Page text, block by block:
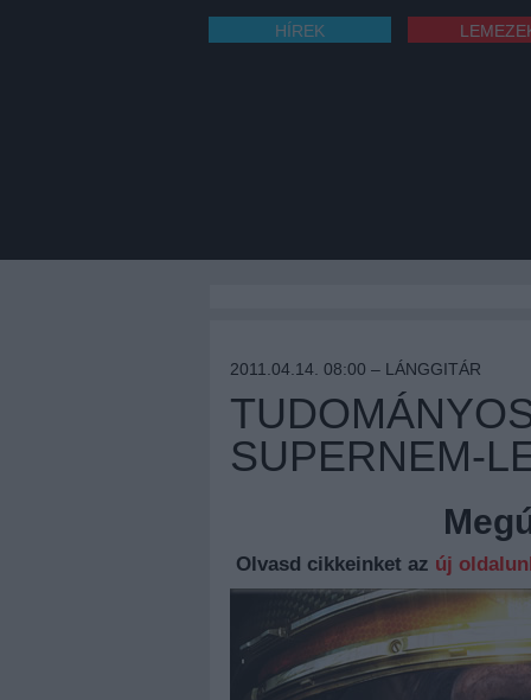
HÍREK
2011.04.14. 08:00 – LÁNGGITÁR
SUPERNEM-
Olvasd cikkeinket az új